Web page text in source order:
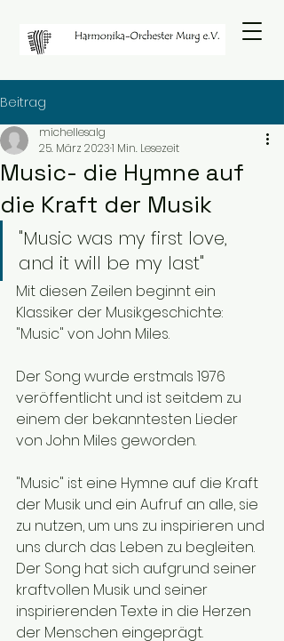
Beitrag
Music- die Hymne auf
die Kraft der Musik
michellesalg
25. März 20231 Min. Lesezeit
"Music was my first love,
and it will be my last"
Mit diesen Zeilen beginnt ein
Klassiker der Musikgeschichte:
"Music" von John Miles.
Der Song wurde erstmals 1976
veröffentlicht und ist seitdem zu
einem der bekanntesten Lieder
von John Miles geworden.
"Music" ist eine Hymne auf die Kraft
der Musik und ein Aufruf an alle, sie
zu nutzen, um uns zu inspirieren und
uns durch das Leben zu begleiten.
Der Song hat sich aufgrund seiner
kraftvollen Musik und seiner
inspirierenden Texte in die Herzen
der Menschen eingeprägt.